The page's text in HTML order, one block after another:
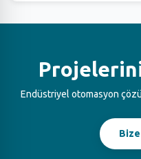
Endüstriyel otomasyon
Bize